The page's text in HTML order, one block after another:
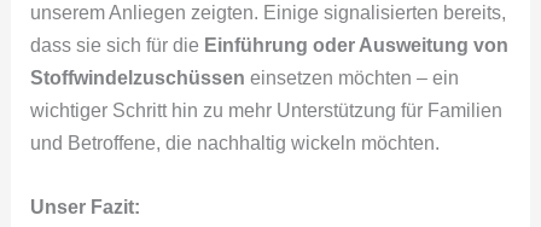
unserem Anliegen zeigten. Einige signalisierten bereits,
dass sie sich für die Einführung oder Ausweitung von
Stoffwindelzuschüssen einsetzen möchten – ein
wichtiger Schritt hin zu mehr Unterstützung für Familien
und Betroffene, die nachhaltig wickeln möchten.
Unser Fazit: